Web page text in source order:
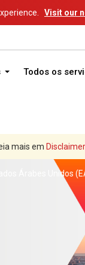
Visit our
Todos os
mais em Disclaimer
Árabes Unidos